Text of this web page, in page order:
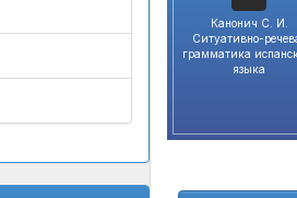
Канонич С. И.
Ситуативно-
грамматика
языка